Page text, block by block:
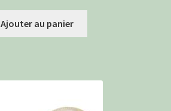
Ajouter au panier